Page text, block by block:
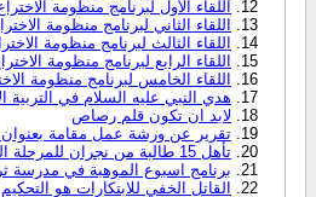
اللقاء الأول لبرنامج منظومة
اللقاء الثاني لبرنامج منظومة
اللقاء الثالث لبرنامج منظومة
اللقاء الرابع لبرنامج منظومة
اللقاء الخامس لبرنامج منظومة
هدي النبي عليه السلام في التربية
لابد ان تكون قلم رصاص
تقرير عن ورشة عمل مقامة بعنوان
تأهل 15 طالبة من نجران للمرحلة الثالثة
برنامج اسبوع الموهبة في مدرسة
القاتل الخفي للابتكارات هو التحكيم